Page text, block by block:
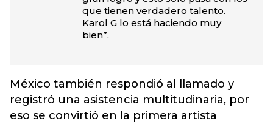
que tienen verdadero talento.
Karol G lo está haciendo muy
bien”.
México también respondió al llamado y
registró una asistencia multitudinaria, por
eso se convirtió en la primera artista